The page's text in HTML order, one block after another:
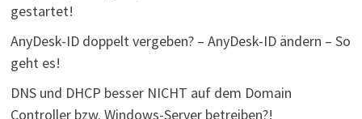
gestartet!
AnyDesk-ID doppelt vergeben? – AnyDesk-ID ändern – So
geht es!
DNS und DHCP besser NICHT auf dem Domain
Controller bzw. Windows-Server betreiben?!